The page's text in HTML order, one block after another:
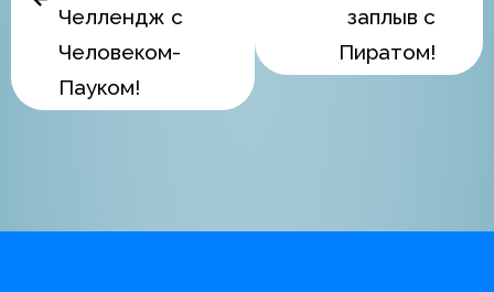
Челлендж с
Человеком-
Пауком!
заплыв с
Пиратом!